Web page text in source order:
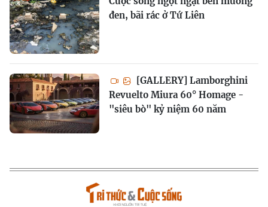
đen, bãi rác ở Tứ Liên
[GALLERY] Lamborghini
Revuelto Miura 60° Homage -
"siêu bò" kỷ niệm 60 năm